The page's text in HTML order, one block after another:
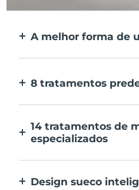
A melhor forma de
8 tratamentos
14 tratamentos de
especializados
Design sueco